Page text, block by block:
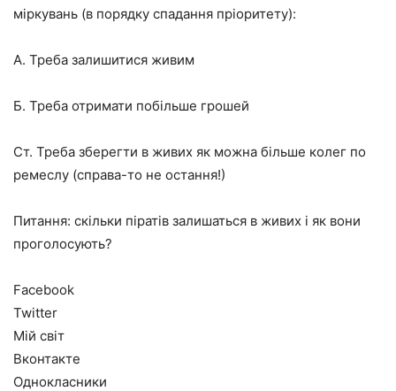
міркувань (в порядку спадання пріоритету):
А. Треба залишитися живим
Б. Треба отримати побільше грошей
Ст. Треба зберегти в живих як можна більше колег по
ремеслу (справа-то не остання!)
Питання: скільки піратів залишаться в живих і як вони
проголосують?
Facebook
Twitter
Мій світ
Вконтакте
Однокласники